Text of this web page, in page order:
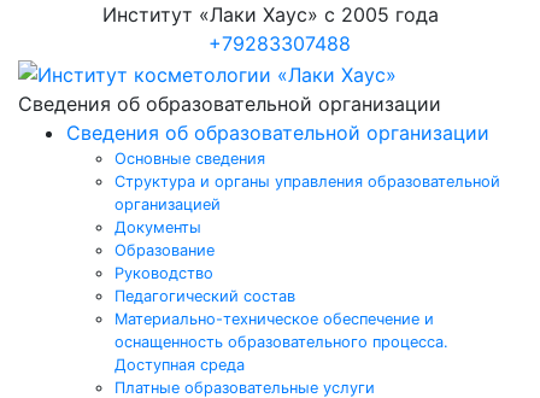
Институт «Лаки Хаус» с 2005 года
+79283307488
Сведения об образовательной организации
Сведения об образовательной организации
Основные сведения
Структура и органы управления образовательной
организацией
Документы
Образование
Руководство
Педагогический состав
Материально-техническое обеспечение и
оснащенность образовательного процесса.
Доступная среда
Платные образовательные услуги